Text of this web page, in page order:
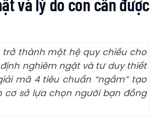
trở thành một hệ quy chiếu cho
nghiêm ngặt và tư duy thiết
mã 4 tiêu chuẩn “ngầm” tạo
sở lựa chọn người bạn đồng